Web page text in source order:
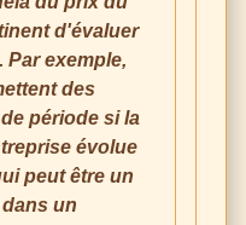
d'évaluer
exemple,
des
période si la
évolue
peut être un
un